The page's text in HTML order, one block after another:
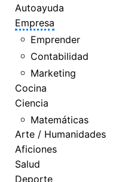
Autoayuda
Empresa
Emprender
Contabilidad
Marketing
Cocina
Ciencia
Matemáticas
Arte / Humanidades
Aficiones
Salud
Deporte